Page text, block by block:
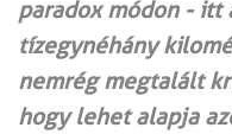
paradox módon - itt
tízegynéhány
nemrég megtalált
hogy lehet alapja